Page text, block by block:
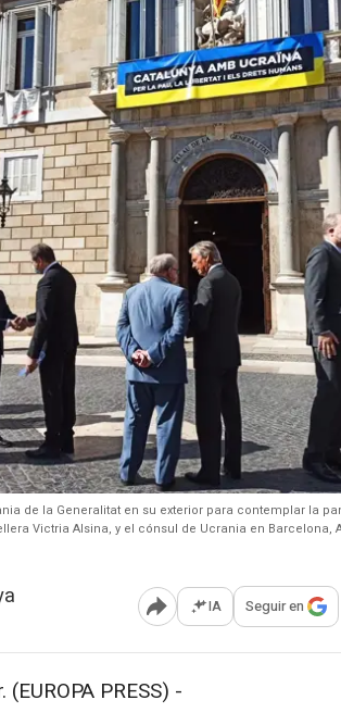
de la Generalitat en su exterior para contemplar la
Victria Alsina, y el cónsul de Ucrania en Barcelona,
Abrir opciones para
IA Seguir en
PRESS) -